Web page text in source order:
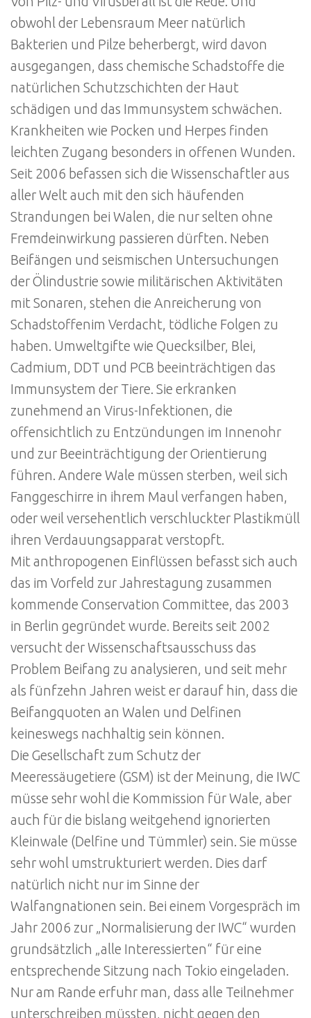
obwohl der Lebensraum Meer natürlich
Bakterien und Pilze beherbergt, wird davon
ausgegangen, dass chemische Schadstoffe die
natürlichen Schutzschichten der Haut
schädigen und das Immunsystem schwächen.
Krankheiten wie Pocken und Herpes finden
leichten Zugang besonders in offenen Wunden.
Seit 2006 befassen sich die Wissenschaftler aus
aller Welt auch mit den sich häufenden
Strandungen bei Walen, die nur selten ohne
Fremdeinwirkung passieren dürften. Neben
Beifängen und seismischen Untersuchungen
der Ölindustrie sowie militärischen Aktivitäten
mit Sonaren, stehen die Anreicherung von
Schadstoffenim Verdacht, tödliche Folgen zu
haben. Umweltgifte wie Quecksilber, Blei,
Cadmium, DDT und PCB beeinträchtigen das
Immunsystem der Tiere. Sie erkranken
zunehmend an Virus-Infektionen, die
offensichtlich zu Entzündungen im Innenohr
und zur Beeinträchtigung der Orientierung
führen. Andere Wale müssen sterben, weil sich
Fanggeschirre in ihrem Maul verfangen haben,
oder weil versehentlich verschluckter Plastikmüll
ihren Verdauungsapparat verstopft.
Mit anthropogenen Einflüssen befasst sich auch
das im Vorfeld zur Jahrestagung zusammen
kommende Conservation Committee, das 2003
in Berlin gegründet wurde. Bereits seit 2002
versucht der Wissenschaftsausschuss das
Problem Beifang zu analysieren, und seit mehr
als fünfzehn Jahren weist er darauf hin, dass die
Beifangquoten an Walen und Delfinen
keineswegs nachhaltig sein können.
Die Gesellschaft zum Schutz der
Meeressäugetiere (GSM) ist der Meinung, die IWC
müsse sehr wohl die Kommission für Wale, aber
auch für die bislang weitgehend ignorierten
Kleinwale (Delfine und Tümmler) sein. Sie müsse
sehr wohl umstrukturiert werden. Dies darf
natürlich nicht nur im Sinne der
Walfangnationen sein. Bei einem Vorgespräch im
Jahr 2006 zur „Normalisierung der IWC“ wurden
grundsätzlich „alle Interessierten“ für eine
entsprechende Sitzung nach Tokio eingeladen.
Nur am Rande erfuhr man, dass alle Teilnehmer
unterschreiben müssten, nicht gegen den